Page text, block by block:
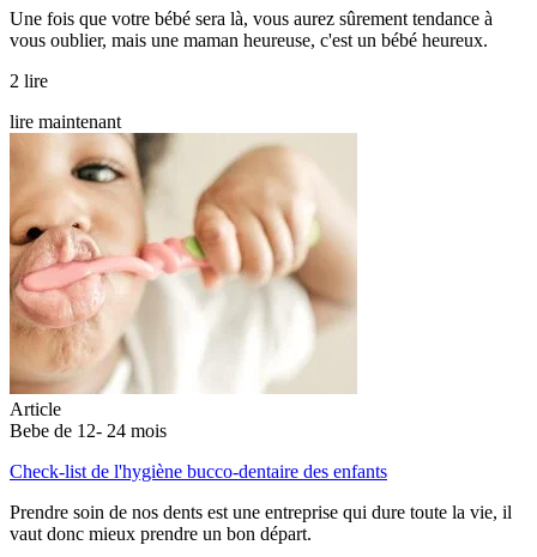
Une fois que votre bébé sera là, vous aurez sûrement tendance à
vous oublier, mais une maman heureuse, c'est un bébé heureux.
2 lire
lire maintenant
Article
Bebe de 12- 24 mois
Check-list de l'hygiène bucco-dentaire des enfants
Prendre soin de nos dents est une entreprise qui dure toute la vie, il
vaut donc mieux prendre un bon départ.